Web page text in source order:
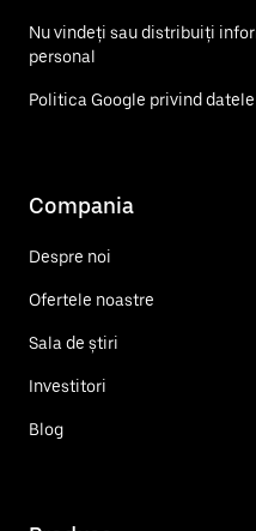
Nu vindeți sau distribuiți
personal
Politica Google privind datele
Compania
Despre noi
Ofertele noastre
Sala de știri
Investitori
Blog